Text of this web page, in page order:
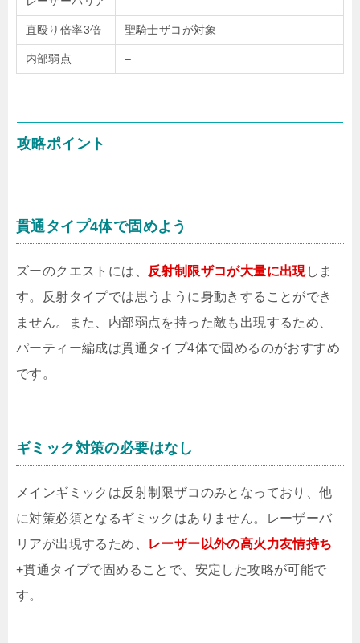
直殴り倍率3倍 聖騎士ザコが対象
内部弱点 –
攻略ポイント
貫通タイプ4体で固めよう
ズーのクエストには、 反射制限ザコが大量に出現しま
す。反射タイプでは思うように身動きすることができ
ません。また、内部弱点を持った敵も出現するため、
パーティー編成は貫通タイプ4体で固めるのがおすすめ
です。
ギミック対策の必要はなし
メインギミックは反射制限ザコのみとなっており、他
に対策必須となるギミックはありません。レーザーバ
リアが出現するため、
レーザー以外の高火力友情持ち
+貫通タイプで固めることで、安定した攻略が可能で
す。